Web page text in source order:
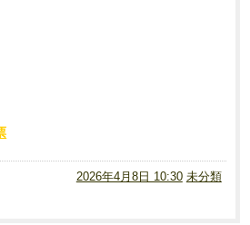
2026年4月8日 10:30 未分類